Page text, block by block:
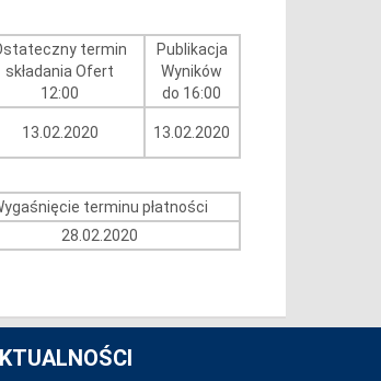
termin
składania Ofert
12:00
Publikacja
Wyników
do 16:00
13.02.2020 13.02.2020
terminu płatności
28.02.2020